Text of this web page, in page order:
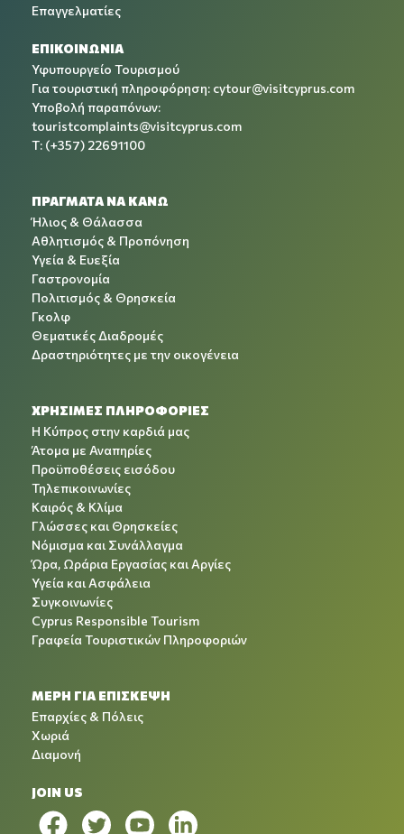
Επαγγελματίες
ΕΠΙΚΟΙΝΩΝΙΑ
Υφυπουργείο Τουρισμού
Για τουριστική πληροφόρηση: cytour@visitcyprus.com
Υποβολή παραπόνων:
touristcomplaints@visitcyprus.com
T: (+357) 22691100
ΠΡΑΓΜΑΤΑ ΝΑ ΚΑΝΩ
Ήλιος & Θάλασσα
Αθλητισμός & Προπόνηση
Υγεία & Ευεξία
Γαστρονομία
Πολιτισμός & Θρησκεία
Γκολφ
Θεματικές Διαδρομές
Δραστηριότητες με την οικογένεια
ΧΡΉΣΙΜΕΣ ΠΛΗΡΟΦΟΡΊΕΣ
Η Κύπρος στην καρδιά μας
Άτομα με Αναπηρίες
Προϋποθέσεις εισόδου
Τηλεπικοινωνίες
Καιρός & Κλίμα
Γλώσσες και Θρησκείες
Νόμισμα και Συνάλλαγμα
Ώρα, Ωράρια Εργασίας και Αργίες
Υγεία και Ασφάλεια
Συγκοινωνίες
Cyprus Responsible Tourism
Γραφεία Τουριστικών Πληροφοριών
ΜΕΡΗ ΓΙΑ ΕΠΙΣΚΕΨΗ
Επαρχίες & Πόλεις
Χωριά
Διαμονή
JOIN US